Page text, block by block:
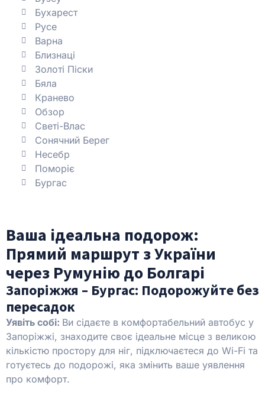
Бухарест
Русе
Варна
Близнаці
Золоті Піски
Бяла
Кранево
Обзор
Светі-Влас
Сонячний Берег
Несебр
Поморіє
Бургас
Ваша ідеальна подорож:
Прямий маршрут з України
через Румунію до Болгарі
Запоріжжя – Бургас: Подорожуйте без
пересадок
Уявіть собі: Ви сідаєте в комфортабельний автобус у
Запоріжжі, знаходите своє ідеальне місце з великою
кількістю простору для ніг, підключаєтеся до Wi-Fi та
готуєтесь до подорожі, яка змінить ваше уявлення
про комфорт.